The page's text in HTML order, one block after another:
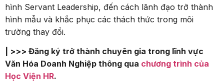
hình Servant Leadership, đến cách lãnh đạo trở thành
hình mẫu và khắc phục các thách thức trong môi
trường thay đổi.
| >>> Đăng ký trở thành chuyên gia trong lĩnh vực
Văn Hóa Doanh Nghiệp thông qua chương trình của
Học Viện HR.